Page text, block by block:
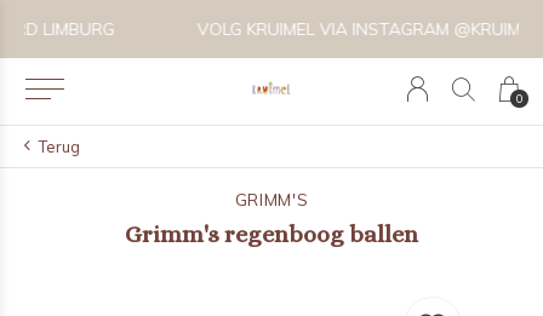
0
VOLG KRUIMEL VIA INSTAGRAM @KRUIMELKIDSBOUTIQUE
Terug
GRIMM'S
Grimm's regenboog ballen